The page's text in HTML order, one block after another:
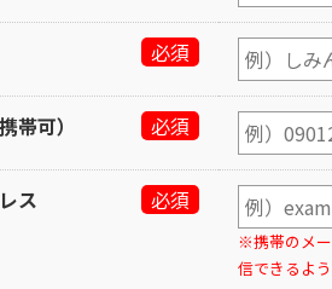
必須
帯可） 必須
ス 必須
※携帯のメ
信できるよ